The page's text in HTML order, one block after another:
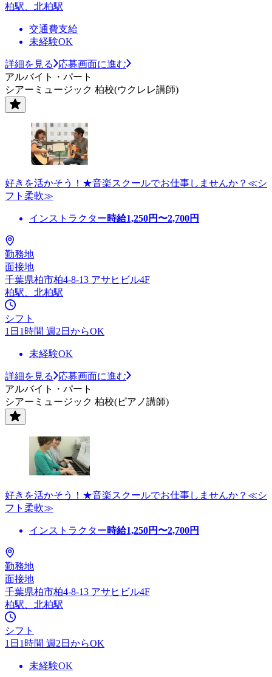
柏駅、北柏駅
交通費支給
未経験OK
詳細を見る
応募画面に進む
アルバイト・パート
シアーミュージック 柏校(ウクレレ講師)
好きを活かそう！★音楽スクールでお仕事しませんか？≪シ
フト柔軟≫
インストラクター時給1,250円〜2,700円
勤務地
面接地
千葉県柏市柏4-8-13 アサヒビル4F
柏駅、北柏駅
シフト
1日1時間 週2日からOK
未経験OK
詳細を見る
応募画面に進む
アルバイト・パート
シアーミュージック 柏校(ピアノ講師)
好きを活かそう！★音楽スクールでお仕事しませんか？≪シ
フト柔軟≫
インストラクター時給1,250円〜2,700円
勤務地
面接地
千葉県柏市柏4-8-13 アサヒビル4F
柏駅、北柏駅
シフト
1日1時間 週2日からOK
未経験OK